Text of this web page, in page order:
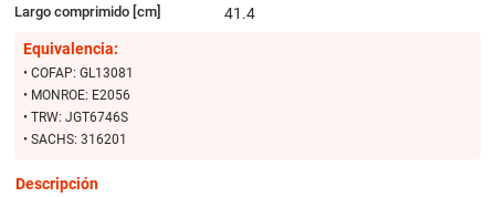
Largo comprimido [cm]
41.4
Equivalencia:
• COFAP: GL13081
• MONROE: E2056
• TRW: JGT6746S
• SACHS: 316201
Descripción